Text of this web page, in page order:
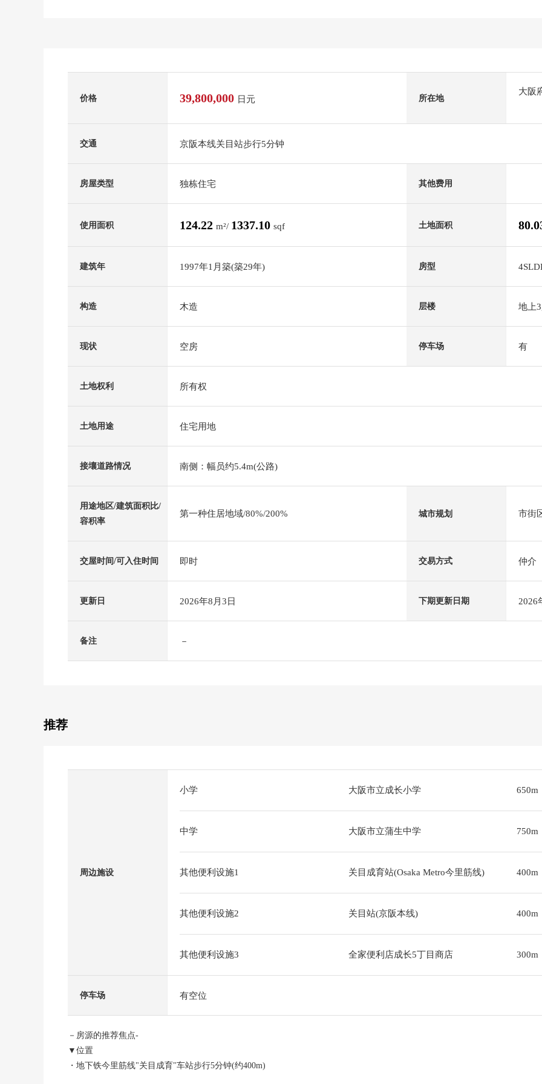
价格 39,800,000 日元 所在地
大阪
交通 京阪本线关目站步行5分钟
房屋类型 独栋住宅 其他费用
使用面积 124.22 m²/ 1337.10 sqf 土地面积
建筑年 1997年1月築(築29年) 房型
构造 木造 层楼 地上
现状 空房 停车场 有
土地权利 所有权
土地用途 住宅用地
接壤道路情况 南侧：幅员约5.4m(公路)
用途地区/建筑面积比/
容积率
第一种住居地域/80%/200% 城市规划 市街
交屋时间/可入住时间 即时 交易方式 仲介
更新日 2026年8月3日 下期更新日期 2026
备注 －
推荐
周边施设
小学 大阪市立成长小学 650m
中学 大阪市立蒲生中学 750m
其他便利设施1 关目成育站(Osaka Metro今里筋线) 400m
其他便利设施2 关目站(京阪本线) 400m
其他便利设施3 全家便利店成长5丁目商店 300m
停车场 有空位
－房源的推荐焦点-
▼位置
・地下铁今里筋线"关目成育"车站步行5分钟(约400m)